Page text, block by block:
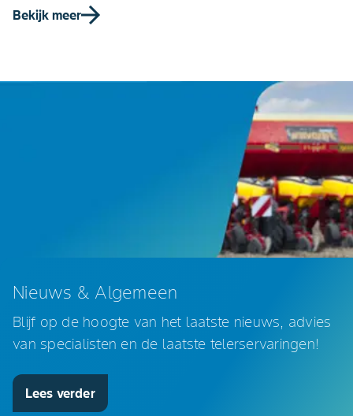
Bekijk meer
Nieuws & Algemeen
Blijf op de hoogte van het laatste nieuws, advies
van specialisten en de laatste telerservaringen!
Lees verder